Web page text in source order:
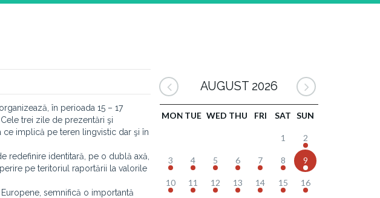
în perioada 15 – 17
trei zile de prezentări şi
implică pe teren lingvistic dar şi în
redefinire identitară, pe o dublă axă,
pe teritoriul raportării la valorile
semnifică o importantă
AUGUST 2026
MON TUE WED THU FRI SAT SUN
1 2
3 4 5 6 7 8 9
10 11 12 13 14 15 16